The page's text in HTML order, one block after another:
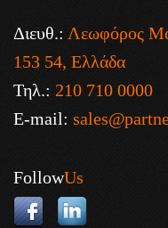
Διευθ.: Λεωφόρος
153 54, Ελλάδα
Τηλ.: 210 710 0000
E-mail:
FollowUs